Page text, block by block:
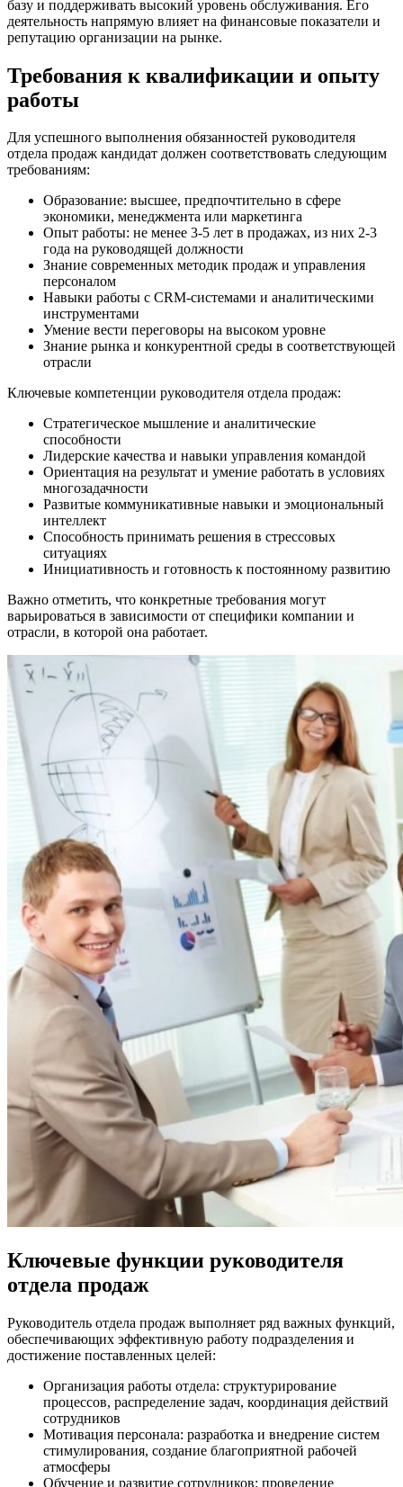
базу и поддерживать высокий уровень обслуживания. Его
деятельность напрямую влияет на финансовые показатели и
репутацию организации на рынке.
Требования к квалификации и опыту
работы
Для успешного выполнения обязанностей руководителя
отдела продаж кандидат должен соответствовать следующим
требованиям:
Образование: высшее, предпочтительно в сфере
экономики, менеджмента или маркетинга
Опыт работы: не менее 3-5 лет в продажах, из них 2-3
года на руководящей должности
Знание современных методик продаж и управления
персоналом
Навыки работы с CRM-системами и аналитическими
инструментами
Умение вести переговоры на высоком уровне
Знание рынка и конкурентной среды в соответствующей
отрасли
Ключевые компетенции руководителя отдела продаж:
Стратегическое мышление и аналитические
способности
Лидерские качества и навыки управления командой
Ориентация на результат и умение работать в условиях
многозадачности
Развитые коммуникативные навыки и эмоциональный
интеллект
Способность принимать решения в стрессовых
ситуациях
Инициативность и готовность к постоянному развитию
Важно отметить, что конкретные требования могут
варьироваться в зависимости от специфики компании и
отрасли, в которой она работает.
Ключевые функции руководителя
отдела продаж
Руководитель отдела продаж выполняет ряд важных функций,
обеспечивающих эффективную работу подразделения и
достижение поставленных целей:
Организация работы отдела: структурирование
процессов, распределение задач, координация действий
сотрудников
Мотивация персонала: разработка и внедрение систем
стимулирования, создание благоприятной рабочей
атмосферы
Обучение и развитие сотрудников: проведение